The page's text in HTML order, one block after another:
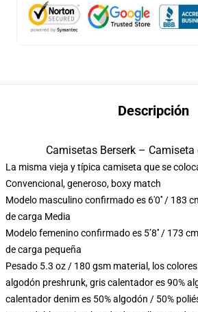
Descripción
Camisetas Berserk –
La misma vieja y típica camiseta que se
Convencional, generoso, boxy match
Modelo masculino confirmado es 6'0′′ / 183
de carga Media
Modelo femenino confirmado es 5’8′′ / 173
de carga pequeña
Pesado 5.3 oz / 180 gsm material, los
algodón preshrunk, gris calentador es 90%
calentador denim es 50% algodón / 50%